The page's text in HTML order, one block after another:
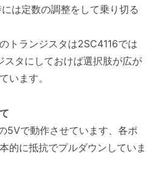
は定数の調整をして乗り切る
トランジスタは2SC4116では
スタにしておけば選択肢が広が
います。
5Vで動作させています、各ポ
的に抵抗でプルダウンしていま